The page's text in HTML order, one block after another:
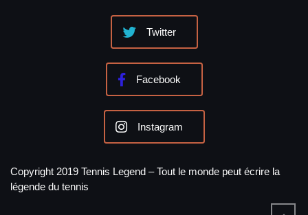
Twitter
Facebook
Instagram
Copyright 2019 Tennis Legend – Tout le monde peut écrire la
légende du tennis